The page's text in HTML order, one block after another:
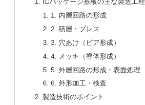
1. 内層回路の形成
2. 積層・プレス
3. 穴あけ（ビア形成）
4. メッキ（導体形成）
5. 外層回路の形成・表面処理
6. 外形加工・検査
製造技術のポイント